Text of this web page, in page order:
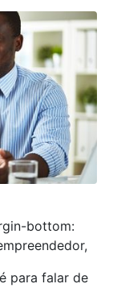
bottom:
para falar de